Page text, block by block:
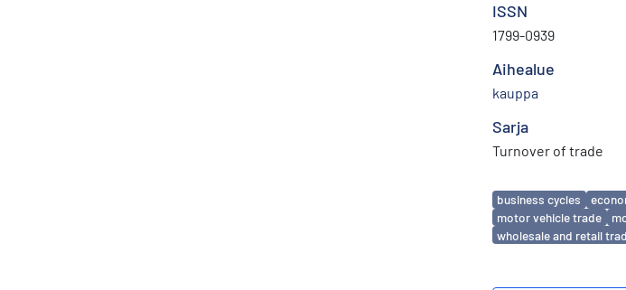
ISSN
1799-0939
Aihealue
kauppa
Sarja
Turnover of trade
Avainsanat
business cycles
motor vehicle trade
wholesale and retail